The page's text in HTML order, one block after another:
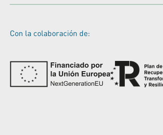
Con la colaboración de: